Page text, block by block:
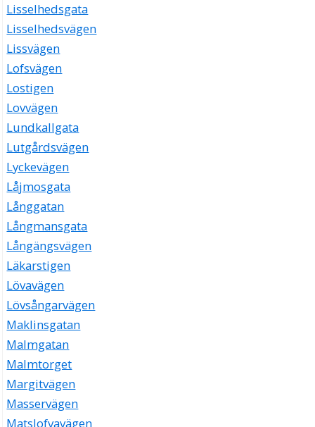
Lisselhedsgata
Lisselhedsvägen
Lissvägen
Lofsvägen
Lostigen
Lovvägen
Lundkallgata
Lutgårdsvägen
Lyckevägen
Låjmosgata
Långgatan
Långmansgata
Långängsvägen
Läkarstigen
Lövavägen
Lövsångarvägen
Maklinsgatan
Malmgatan
Malmtorget
Margitvägen
Masservägen
Matslofvavägen